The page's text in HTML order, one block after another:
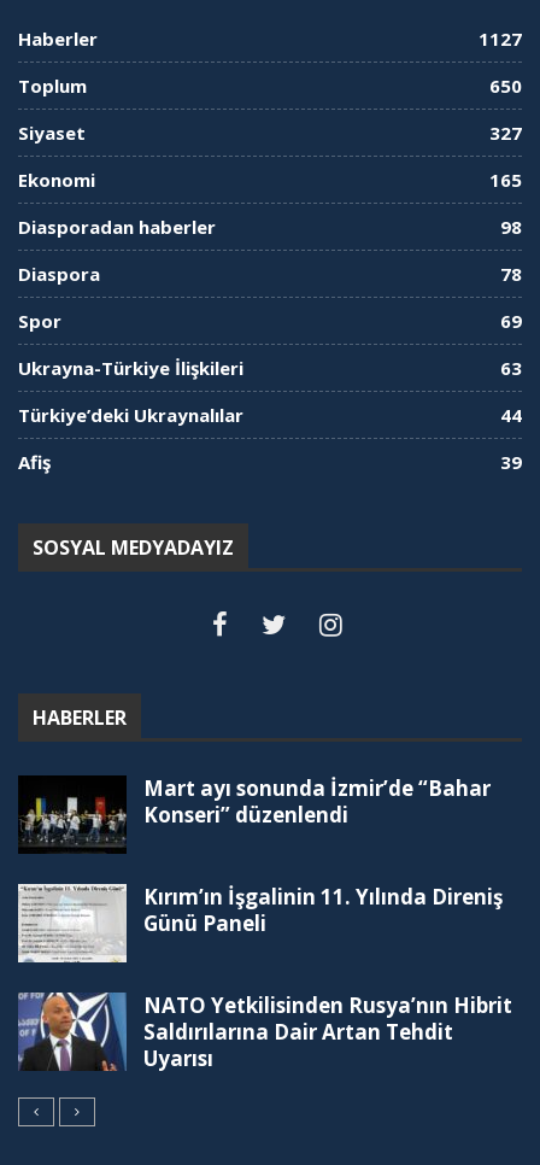
Haberler
1127
Toplum
650
Siyaset
327
Ekonomi
165
Diasporadan haberler
98
Diaspora
78
Spor
69
Ukrayna-Türkiye İlişkileri
63
Türkiye’deki Ukraynalılar
44
Afiş
39
SOSYAL MEDYADAYIZ
HABERLER
Mart ayı sonunda İzmir’de “Bahar
Konseri” düzenlendi
Kırım’ın İşgalinin 11. Yılında Direniş
Günü Paneli
NATO Yetkilisinden Rusya’nın Hibrit
Saldırılarına Dair Artan Tehdit
Uyarısı